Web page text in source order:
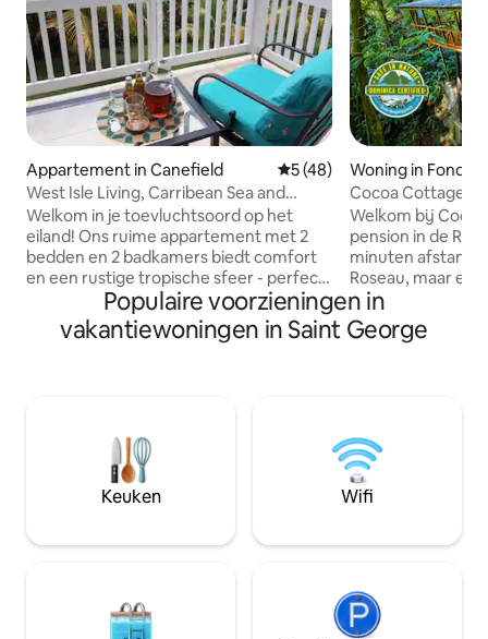
Appartement in Canefield Gemiddelde beoordeling
5 (48)
West Isle Living, Carribean Sea and
Sunset Views
Welkom in je toevluchtsoord op het
eiland! Ons ruime appartement met 2
bedden en 2 badkamers biedt comfort
en een rustige tropische sfeer - perfect
voor koppels, gezinnen, vrienden of
zakelijke reizigers. De open
woon-/eetkamer, volledige keuken en 2
ligt in Morne Daniel, op slechts 10
minuten van Roseau, in de buurt van
supermarkten, lokaal vervoer en
centraal gelegen voor het verkennen
Woning in Fond
Cocoa Cottage -
Welkom bij
pension in de
minuten afstand
Roseau, maar
rustig dorpje in
om de hoek van
duiken, gratis
Cocoa Cottage
advertenties op
vinden door in te
Populaire voorzieningen in
vakantiewoningen in Saint George
Keuken Wifi